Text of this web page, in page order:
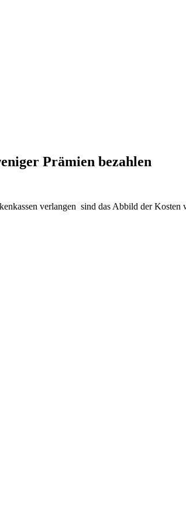
Prämien bezahlen
verlangen sind das Abbild der Kosten